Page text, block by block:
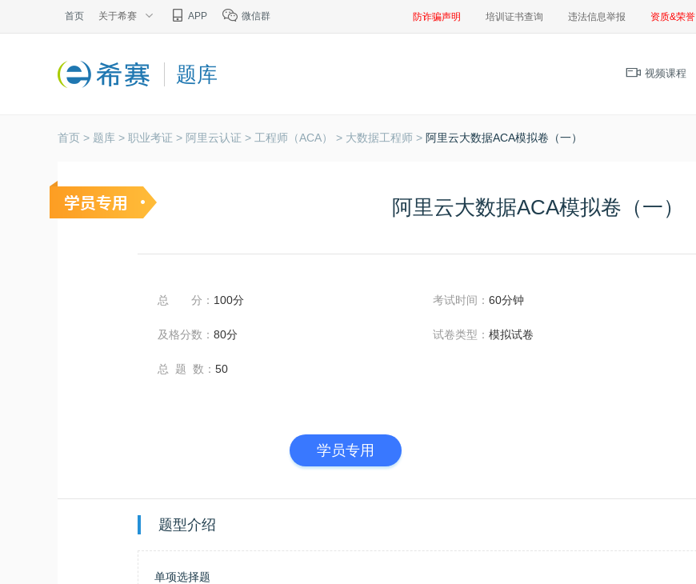
首页 关于希赛 APP 微信群 防诈骗声明 培训证书查询 违法信息举报 资质&荣誉
题库 视频课程
首页 > 题库 > 职业考证 > 阿里云认证 > 工程师（ACA） > 大数据工程师 > 阿里云大数据ACA模拟卷（一）
阿里云大数据ACA模拟卷（一）
总 分： 100分
及格分数： 80分
总 题 数： 50
考试时间： 60分钟
试卷类型： 模拟试卷
学员专用
题型介绍
单项选择题